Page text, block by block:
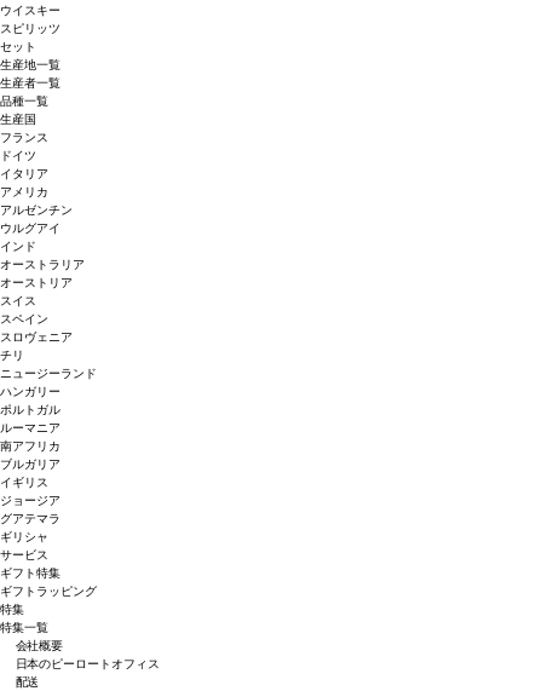
ウイスキー
スピリッツ
セット
生産地一覧
生産者一覧
品種一覧
生産国
フランス
ドイツ
イタリア
アメリカ
アルゼンチン
ウルグアイ
インド
オーストラリア
オーストリア
スイス
スペイン
スロヴェニア
チリ
ニュージーランド
ハンガリー
ポルトガル
ルーマニア
南アフリカ
ブルガリア
イギリス
ジョージア
グアテマラ
ギリシャ
サービス
ギフト特集
ギフトラッピング
特集
特集一覧
会社概要
日本のピーロートオフィス
配送